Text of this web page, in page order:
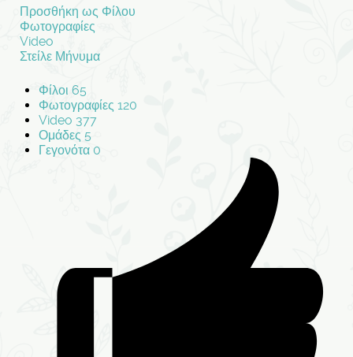
Προσθήκη ως Φίλου
Φωτογραφίες
Video
Στείλε Μήνυμα
Φίλοι 65
Φωτογραφίες 120
Video 377
Ομάδες 5
Γεγονότα 0